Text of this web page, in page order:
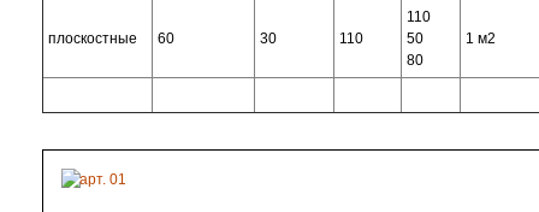
плоскостные 60 30 110
110
50
80
1 м2